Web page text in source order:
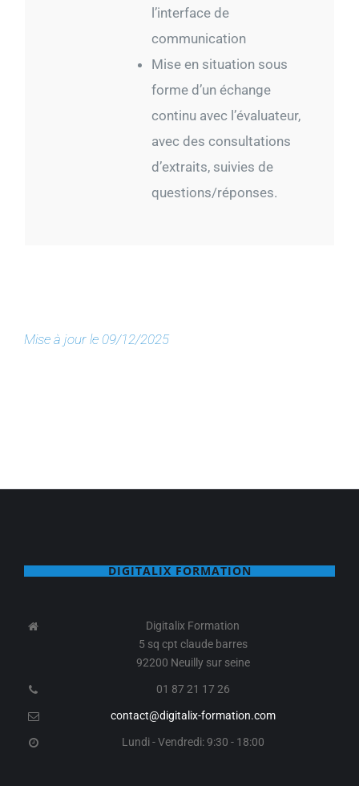
l’interface de
communication
Mise en situation sous
forme d’un échange
continu avec l’évaluateur,
avec des consultations
d’extraits, suivies de
questions/réponses.
Mise à jour le 09/12/2025
DIGITALIX FORMATION
Digitalix Formation
5 sq cpt claude barres
92200 Neuilly sur seine
01 87 21 17 26
contact@digitalix-formation.com
Lundi - Vendredi: 9:30 - 18:00